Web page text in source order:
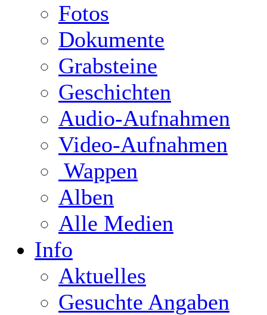
Fotos
Dokumente
Grabsteine
Geschichten
Audio-Aufnahmen
Video-Aufnahmen
Wappen
Alben
Alle Medien
Info
Aktuelles
Gesuchte Angaben